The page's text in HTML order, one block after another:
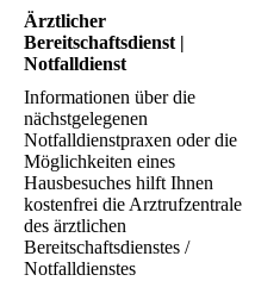
Ärztlicher
Bereitschaftsdienst |
Notfalldienst
Informationen über die
nächstgelegenen
Notfalldienstpraxen oder die
Möglichkeiten eines
Hausbesuches hilft Ihnen
kostenfrei die Arztrufzentrale
des ärztlichen
Bereitschaftsdienstes /
Notfalldienstes